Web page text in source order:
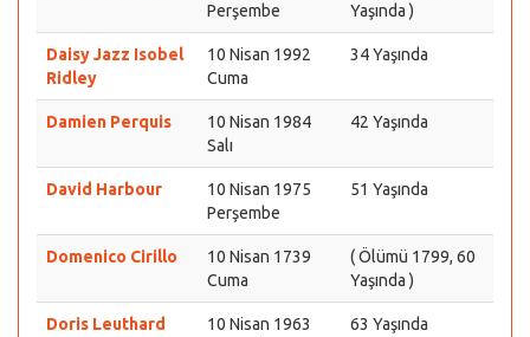
Perşembe
Yaşında )
Daisy Jazz Isobel
Ridley
10 Nisan 1992
Cuma
34 Yaşında
Damien Perquis
10 Nisan 1984
Salı
42 Yaşında
David Harbour
10 Nisan 1975
Perşembe
51 Yaşında
Domenico Cirillo
10 Nisan 1739
Cuma
( Ölümü 1799, 60
Yaşında )
Doris Leuthard
10 Nisan 1963
63 Yaşında